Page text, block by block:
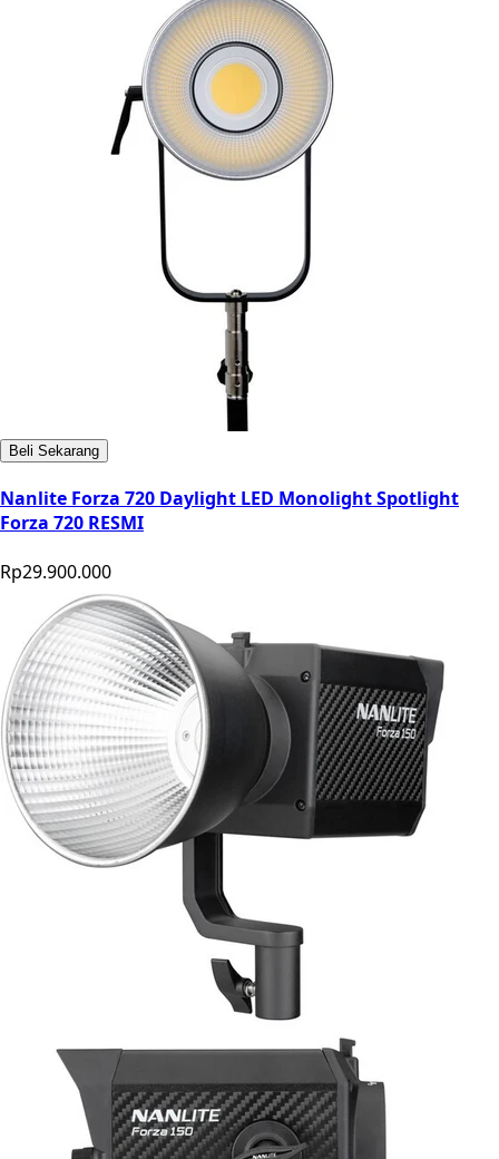
Beli Sekarang
Nanlite Forza 720 Daylight LED Monolight Spotlight
Forza 720 RESMI
Rp29.900.000